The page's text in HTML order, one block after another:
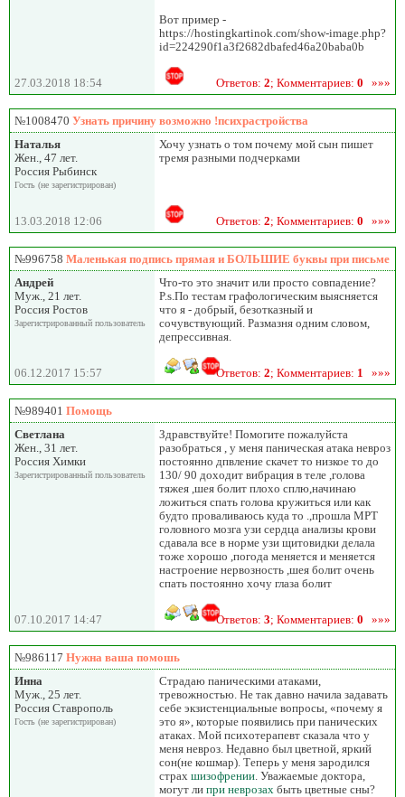
Вот пример -
https://hostingkartinok.com/show-image.php?
id=224290f1a3f2682dbafed46a20baba0b
27.03.2018 18:54 Ответов: 2; Комментариев: 0 »»»
№1008470 Узнать причину возможно !психрастройства
Наталья
Жен., 47 лет.
Россия Рыбинск
Гость (не зарегистрирован)
Хочу узнать о том почему мой сын пишет
тремя разными подчерками
13.03.2018 12:06 Ответов: 2; Комментариев: 0 »»»
№996758 Маленькая подпись прямая и БОЛЬШИЕ буквы при письме
Андрей
Муж., 21 лет.
Россия Ростов
Зарегистрированный пользователь
Что-то это значит или просто совпадение?
P.s.По тестам графологическим выясняется
что я - добрый, безотказный и
сочувствующий. Размазня одним словом,
депрессивная.
06.12.2017 15:57 Ответов: 2; Комментариев: 1 »»»
№989401 Помощь
Светлана
Жен., 31 лет.
Россия Химки
Зарегистрированный пользователь
Здравствуйте! Помогите пожалуйста
разобраться , у меня паническая атака невроз
постоянно дпвление скачет то низкое то до
130/ 90 доходит вибрация в теле ,голова
тяжея ,шея болит плохо сплю,начинаю
ложиться спать голова кружиться или как
будто проваливаюсь куда то .,прошла МРТ
головного мозга узи сердца анализы крови
сдавала все в норме узи щитовидки делала
тоже хорошо ,погода меняется и меняется
настроение нервозность ,шея болит очень
спать постоянно хочу глаза болит
07.10.2017 14:47 Ответов: 3; Комментариев: 0 »»»
№986117 Нужна ваша помошь
Инна
Муж., 25 лет.
Россия Ставрополь
Гость (не зарегистрирован)
Страдаю паническими атаками,
тревожностью. Не так давно начила задавать
себе экзистенциальные вопросы, «почему я
это я», которые появились при панических
атаках. Мой психотерапевт сказала что у
меня невроз. Недавно был цветной, яркий
сон(не кошмар). Теперь у меня зародился
страх шизофрении. Уважаемые доктора,
могут ли при неврозах быть цветные сны?